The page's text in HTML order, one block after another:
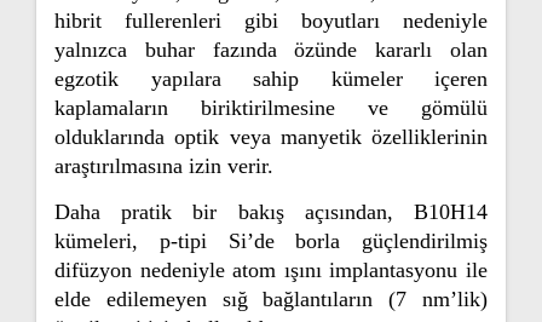
hibrit fullerenleri gibi boyutları nedeniyle
yalnızca buhar fazında özünde kararlı olan
egzotik yapılara sahip kümeler içeren
kaplamaların biriktirilmesine ve gömülü
olduklarında optik veya manyetik özelliklerinin
araştırılmasına izin verir.
Daha pratik bir bakış açısından, B10H14
kümeleri, p-tipi Si’de borla güçlendirilmiş
difüzyon nedeniyle atom ışını implantasyonu ile
elde edilemeyen sığ bağlantıların (7 nm’lik)